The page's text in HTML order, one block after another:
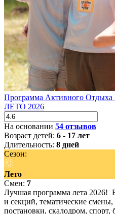
Программа Активного
ЛЕТО 2026
На основании 54 отзывов
Возраст детей: 6 - 17 лет
Длительность: 8 дней
Сезон:
Лето
Смен: 7
Лучшая программа лета 2026!
и секций, тематические
постановки, скалодром,